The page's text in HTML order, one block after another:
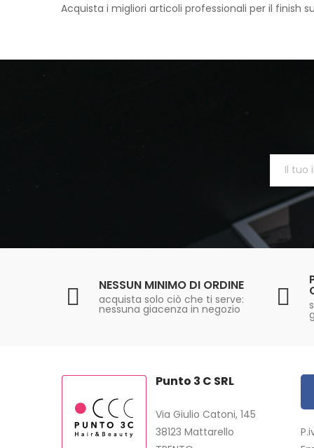
Acquista i migliori articoli professionali per il finish
NESSUN MINIMO DI ORDINE
acquista solo ciò che ti serve:
nessuna giacenza in negozio
Punto 3 C SRL
Via Giulio Catoni, 145
38123 Mattarello